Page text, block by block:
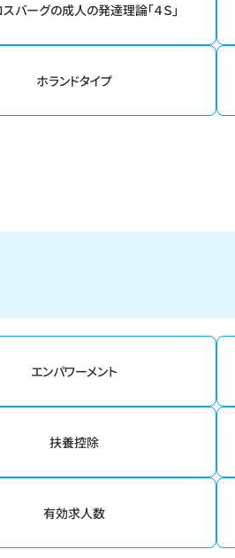
バーグの成人の発達理論「４Ｓ」
ホランドタイプ
エンパワーメント
扶養控除
有効求人数